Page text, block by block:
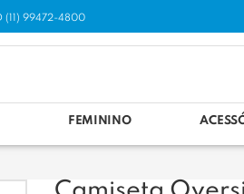
(11) 99472-4800
FEMININO